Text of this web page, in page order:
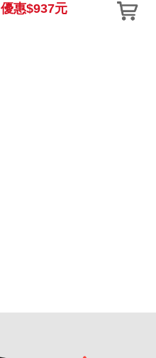
優惠$937元